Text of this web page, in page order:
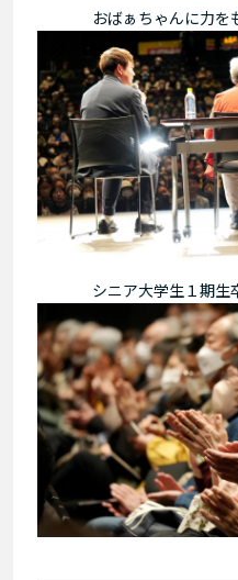
おばぁちゃんに力を
シニア大学生１期生